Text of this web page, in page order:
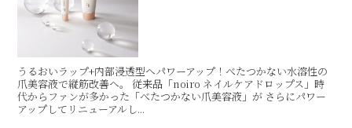
うるおいラップ+内部浸透型へパワーアップ！べたつかない水溶性の
爪美容液で縦筋改善へ。 従来品「noiro ネイルケアドロップス」時
代からファンが多かった「べたつかない爪美容液」が さらにパワー
アップしてリニューアルし...